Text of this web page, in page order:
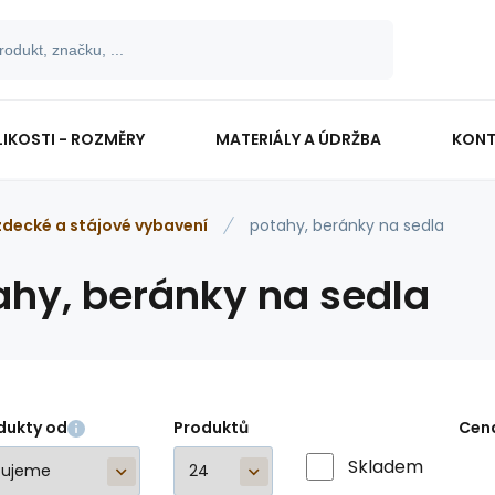
- ROZMĚRY MATERIÁLY A ÚDRŽBA
a stájové vybavení potahy, beránky na sedla
beránky na sedla
od Produktů
Skladem